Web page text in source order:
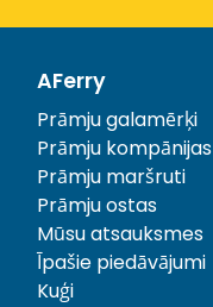
AFerry
Prāmju galamērķi
Prāmju kompānijas
Prāmju maršruti
Prāmju ostas
Mūsu atsauksmes
Īpašie piedāvājumi
Kuģi